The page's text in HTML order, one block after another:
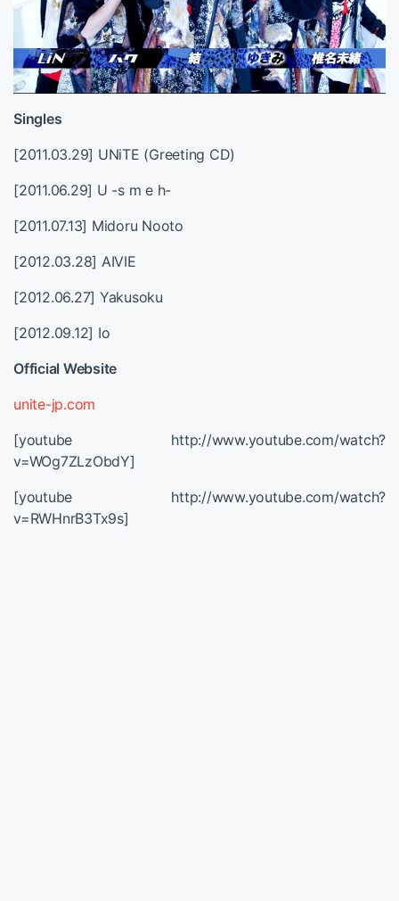
Singles
[2011.03.29] UNiTE (Greeting CD)
[2011.06.29] U -s m e h-
[2011.07.13] Midoru Nooto
[2012.03.28] AIVIE
[2012.06.27] Yakusoku
[2012.09.12] Io
Official Website
unite-jp.com
[youtube http://www.youtube.com/watch?
v=WOg7ZLzObdY]
[youtube http://www.youtube.com/watch?
v=RWHnrB3Tx9s]